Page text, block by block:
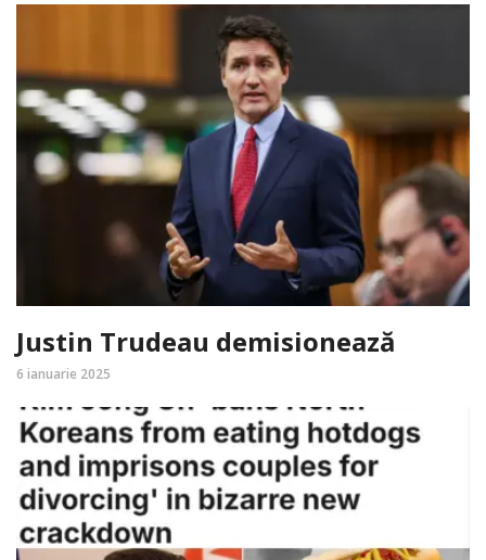
Justin Trudeau demisionează
6 ianuarie 2025